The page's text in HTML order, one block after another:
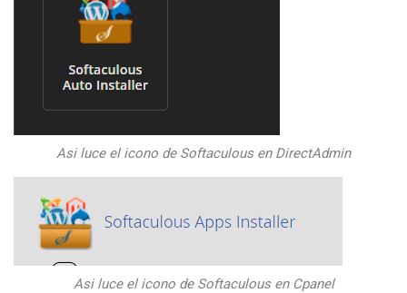
Asi luce el icono de Softaculous en DirectAdmin
Asi luce el icono de Softaculous en Cpanel